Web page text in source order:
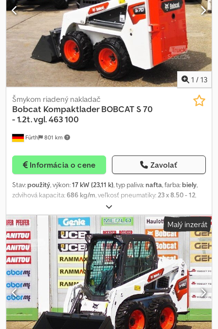
Pneumatiky: BKT TERÉNNE PNEUMATIKY (10 x 16.5 NHS) – všetky
cca 98 %, Prepravné rozmery: dĺžka: cca 3 172 mm (bez lopaty cca
2 502 mm), šírka: 1 600 mm (s lopatou), výška: cca 1 976 mm. Cena
je netto (exportná cena), v rámci SR + DPH. ∗∗∗ MOŽNOSŤ
FINANCOVANIA / ZVÝHODNENÁ DOPRAVA (CELOSVETOVO) / PRI
EXPORTE SA PLATÍ IBA NETTO CENA (!) ∗∗∗ © pb Cjdpfsxm Srijx
Angjha
1 / 13
Fürth 801 km
Šmykom riadený nakladač
Bobcat Kompaktlader BOBCAT S 70
- 1.2t. vgl. 463 100
Informácia o cene Zavolať
Stav: použitý, výkon:17 kW (23,11 k), typ paliva: nafta, farba: biely,
zdvihová kapacita:686 kg/m, veľkosť pneumatiky:23 x 8.50 - 12,
, Rok výroby:
ochrana hlavy, ďalšie svetlomety, štandardná lopata, Kompaktný
nakladač BOBCAT, typ: S 70, model: 2023, prevádzková hmotnosť:
cca 1 268 kg, 3-valcový KUBOTA dieselový motor (typ: D1005 – cca
23,39 k / 17,20 kW pri 3 000 ot./min), lyžica (šírka cca 1 100 mm) –
rýchloupínač, prídavná hydraulika, nosnosť: 318 kg, preklápacia
záťaž: 686 kg, výška preklopenia: 2 399 mm, pracovné reflektory
(vpredu/vzadu), kabína operátora, ROPS / FOPS, komfortné
sedadlo, úchyty na upevnenie a transport, pneumatiky: BOBCAT
terénne pneumatiky (23 x 8,50 - 12) – po obvode cca 98 %.
Transportné rozmery: dĺžka cca 2 472 mm (cca 1 925 mm bez
lyžice), šírka cca 1 100 mm, výška cca 1 814 mm. MOŽNOSŤ
Malý inzerát